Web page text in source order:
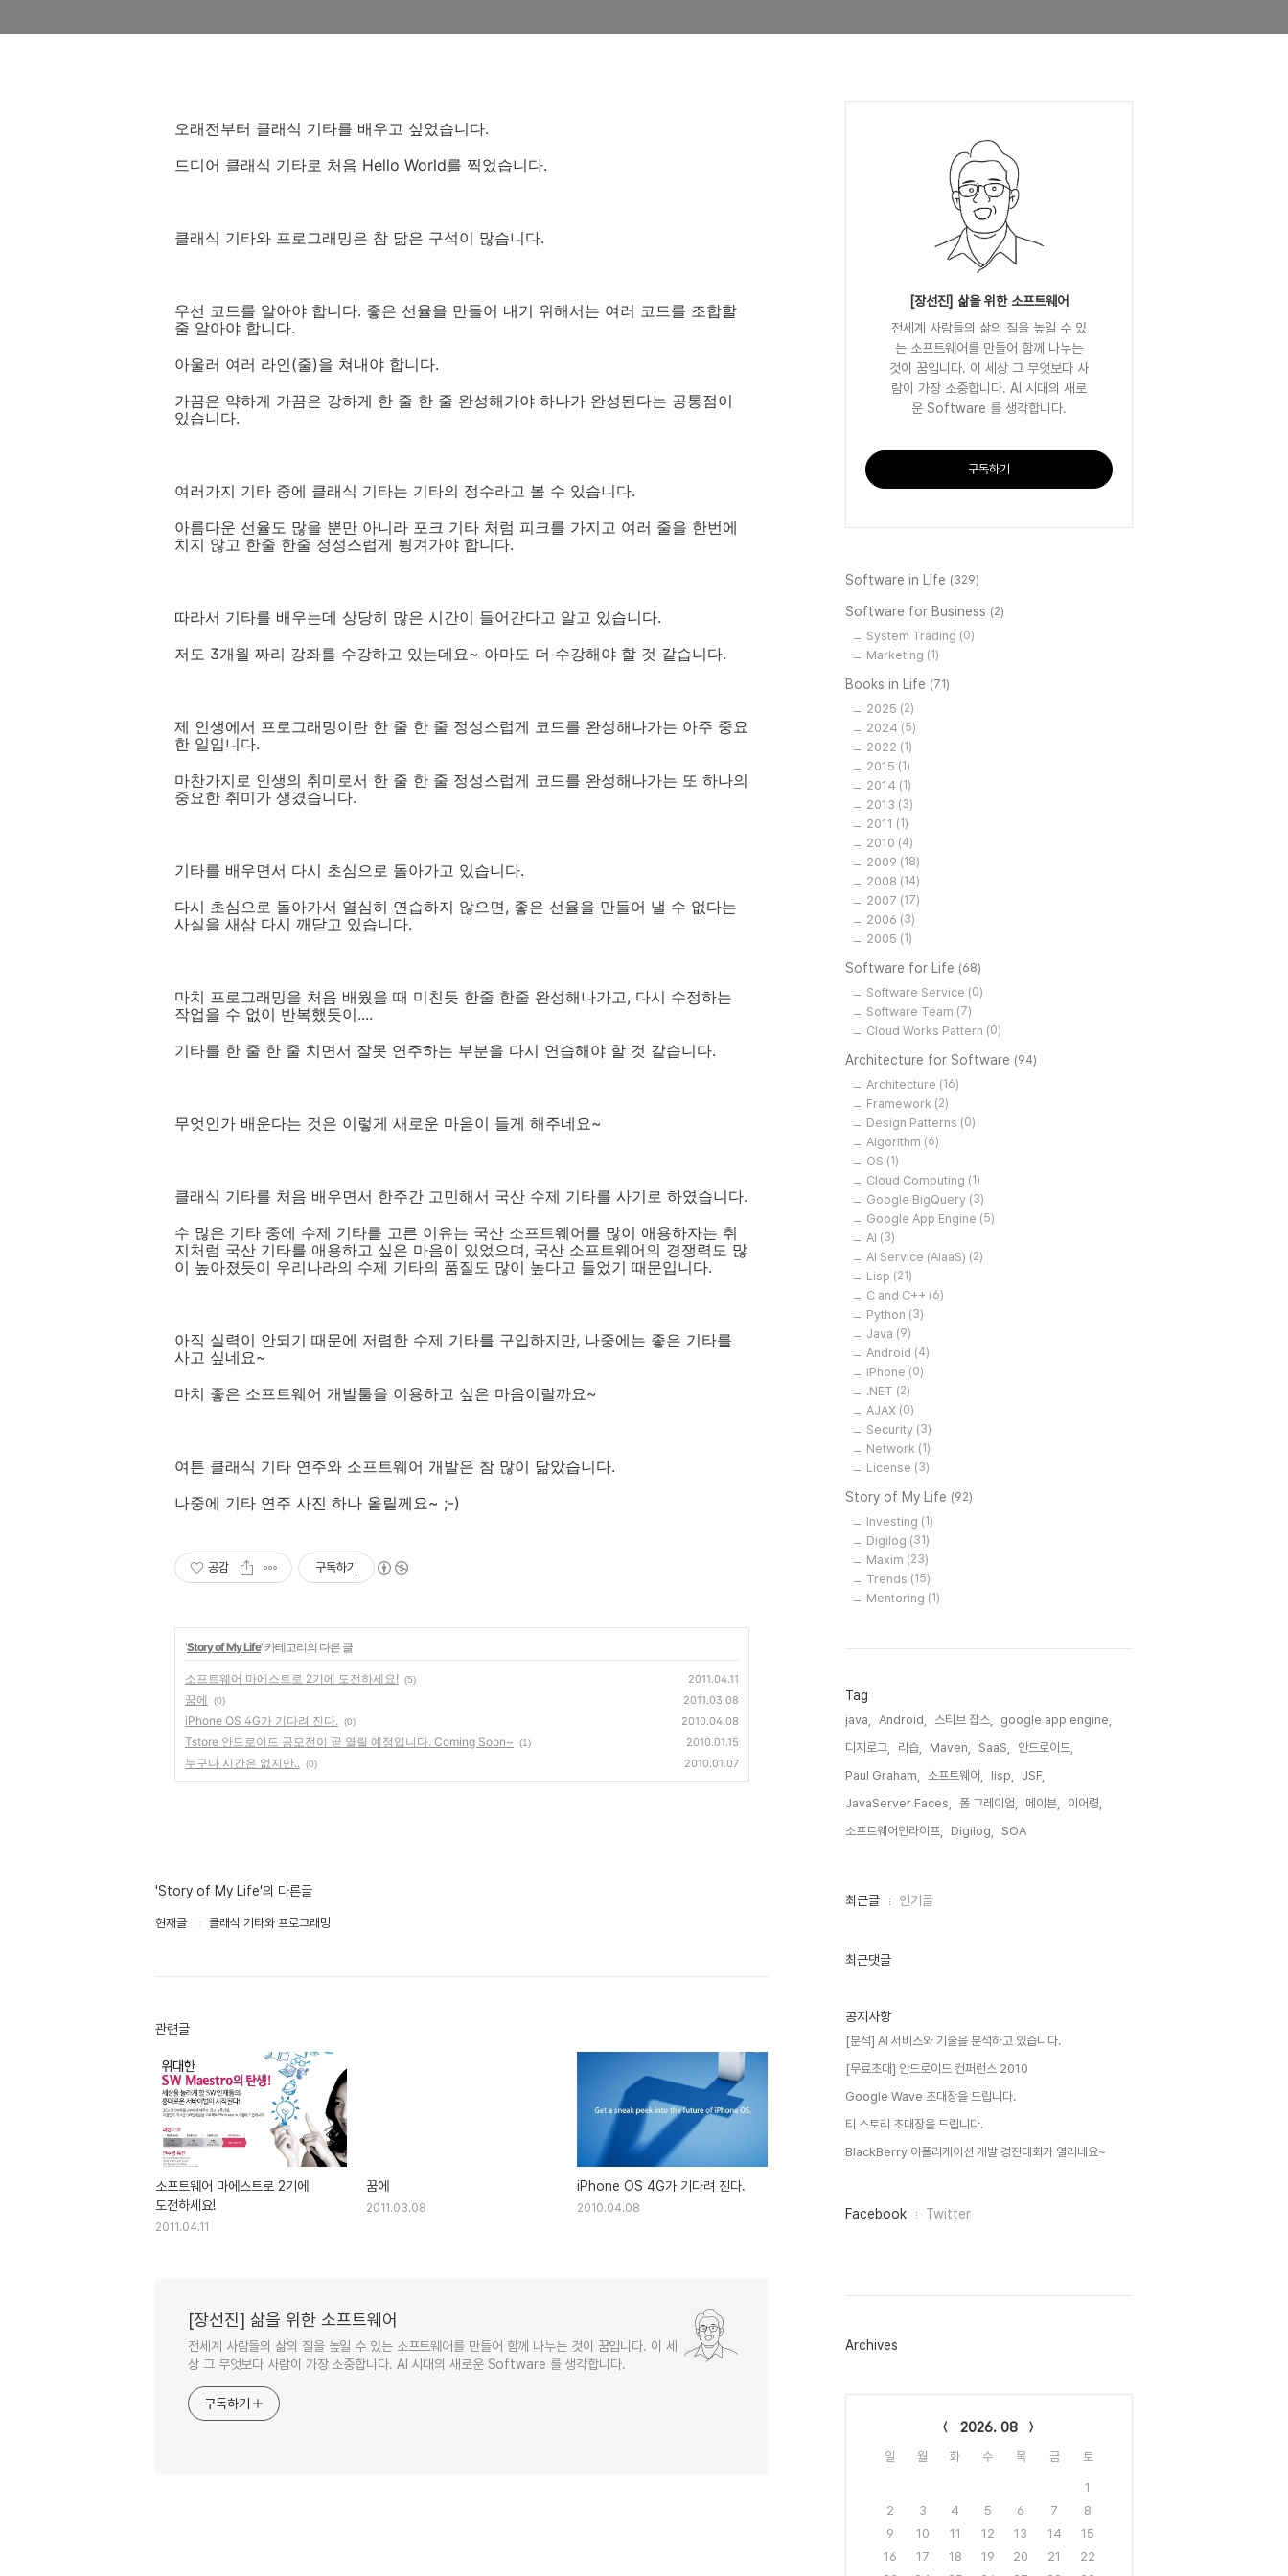
오래전부터 클래식 기타를 배우고 싶었습니다.
드디어 클래식 기타로 처음 Hello World를 찍었습니다.
클래식 기타와 프로그래밍은 참 닮은 구석이 많습니다.
우선 코드를 알아야 합니다. 좋은 선율을 만들어 내기 위해서는 여러 코드를 조합할
줄 알아야 합니다.
아울러 여러 라인(줄)을 쳐내야 합니다.
가끔은 약하게 가끔은 강하게 한 줄 한 줄 완성해가야 하나가 완성된다는 공통점이
있습니다.
여러가지 기타 중에 클래식 기타는 기타의 정수라고 볼 수 있습니다.
아름다운 선율도 많을 뿐만 아니라 포크 기타 처럼 피크를 가지고 여러 줄을 한번에
치지 않고 한줄 한줄 정성스럽게 튕겨가야 합니다.
따라서 기타를 배우는데 상당히 많은 시간이 들어간다고 알고 있습니다.
저도 3개월 짜리 강좌를 수강하고 있는데요~ 아마도 더 수강해야 할 것 같습니다.
제 인생에서 프로그래밍이란 한 줄 한 줄 정성스럽게 코드를 완성해나가는 아주 중요
한 일입니다.
마찬가지로 인생의 취미로서 한 줄 한 줄 정성스럽게 코드를 완성해나가는 또 하나의
중요한 취미가 생겼습니다.
기타를 배우면서 다시 초심으로 돌아가고 있습니다.
다시 초심으로 돌아가서 열심히 연습하지 않으면, 좋은 선율을 만들어 낼 수 없다는
사실을 새삼 다시 깨닫고 있습니다.
마치 프로그래밍을 처음 배웠을 때 미친듯 한줄 한줄 완성해나가고, 다시 수정하는
작업을 수 없이 반복했듯이....
기타를 한 줄 한 줄 치면서 잘못 연주하는 부분을 다시 연습해야 할 것 같습니다.
무엇인가 배운다는 것은 이렇게 새로운 마음이 들게 해주네요~
클래식 기타를 처음 배우면서 한주간 고민해서 국산 수제 기타를 사기로 하였습니다.
수 많은 기타 중에 수제 기타를 고른 이유는 국산 소프트웨어를 많이 애용하자는 취
지처럼 국산 기타를 애용하고 싶은 마음이 있었으며, 국산 소프트웨어의 경쟁력도 많
이 높아졌듯이 우리나라의 수제 기타의 품질도 많이 높다고 들었기 때문입니다.
아직 실력이 안되기 때문에 저렴한 수제 기타를 구입하지만, 나중에는 좋은 기타를
사고 싶네요~
마치 좋은 소프트웨어 개발툴을 이용하고 싶은 마음이랄까요~
여튼 클래식 기타 연주와 소프트웨어 개발은 참 많이 닮았습니다.
나중에 기타 연주 사진 하나 올릴께요~ ;-)
공감 구독하기
'Story of My Life' 카테고리의 다른 글
소프트웨어 마에스트로 2기에 도전하세요! (5) 2011.04.11
꿈에 (0) 2011.03.08
iPhone OS 4G가 기다려 진다. (0) 2010.04.08
Tstore 안드로이드 공모전이 곧 열릴 예정입니다. Coming Soon~ (1) 2010.01.15
누구나 시간은 없지만.. (0) 2010.01.07
'Story of My Life'의 다른글
현재글 클래식 기타와 프로그래밍
관련글
소프트웨어 마에스트로 2기에
도전하세요!
2011.04.11
꿈에
2011.03.08
iPhone OS 4G가 기다려 진다.
2010.04.08
[장선진] 삶을 위한 소프트웨어
전세계 사람들의 삶의 질을 높일 수 있는 소프트웨어를 만들어 함께 나누는 것이 꿈입니다. 이 세
상 그 무엇보다 사람이 가장 소중합니다. AI 시대의 새로운 Software 를 생각합니다.
구독하기
[장선진] 삶을 위한 소프트웨어
전세계 사람들의 삶의 질을 높일 수 있
는 소프트웨어를 만들어 함께 나누는
것이 꿈입니다. 이 세상 그 무엇보다 사
람이 가장 소중합니다. AI 시대의 새로
운 Software 를 생각합니다.
구독하기
Software in LIfe (329)
Software for Business (2)
System Trading (0)
Marketing (1)
Books in Life (71)
2025 (2)
2024 (5)
2022 (1)
2015 (1)
2014 (1)
2013 (3)
2011 (1)
2010 (4)
2009 (18)
2008 (14)
2007 (17)
2006 (3)
2005 (1)
Software for Life (68)
Software Service (0)
Software Team (7)
Cloud Works Pattern (0)
Architecture for Software (94)
Architecture (16)
Framework (2)
Design Patterns (0)
Algorithm (6)
OS (1)
Cloud Computing (1)
Google BigQuery (3)
Google App Engine (5)
AI (3)
AI Service (AIaaS) (2)
Lisp (21)
C and C++ (6)
Python (3)
Java (9)
Android (4)
iPhone (0)
.NET (2)
AJAX (0)
Security (3)
Network (1)
License (3)
Story of My Life (92)
Investing (1)
Digilog (31)
Maxim (23)
Trends (15)
Mentoring (1)
Tag
java, Android, 스티브 잡스,
google app engine,
디지로그,
리습, Maven, SaaS,
안드로이드,
Paul Graham,
소프트웨어, lisp,
JSF,
JavaServer Faces,
폴 그레이엄, 메이븐,
이어령,
소프트웨어인라이프,
Digilog, SOA,
최
인
최근글 인기글
최근댓글
공지사항
[분석] AI 서비스와 기술을 분석하고 있습니다.
[무료초대] 안드로이드 컨퍼런스 2010
Google Wave 초대장을 드립니다.
티 스토리 초대장을 드립니다.
BlackBerry 어플리케이션 개발 경진대회가 열리네요~
페
그
Facebook Twitter
Archives
2026. 08
일 월 화 수 목 금 토
1
2
3 4 5 6 7
8
9
10 11 12 13 14
15
16
17 18 19 20 21
22